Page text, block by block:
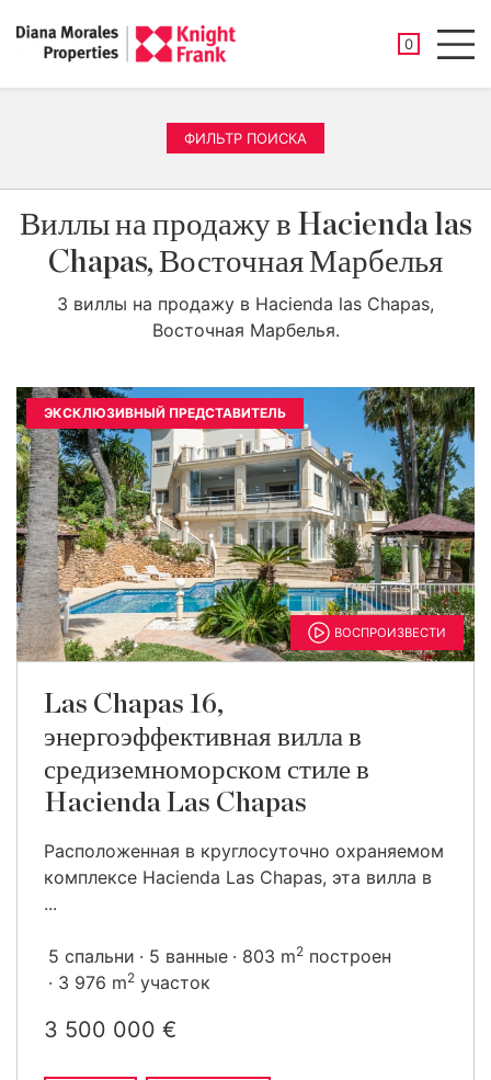
0
ФИЛЬТР ПОИСКА
Виллы на продажу в Hacienda las
Chapas, Восточная Марбелья
3 виллы на продажу в Hacienda las Chapas,
Восточная Марбелья.
ЭКСКЛЮЗИВНЫЙ ПРЕДСТАВИТЕЛЬ
ВОСПРОИЗВЕСТИ
Las Chapas 16,
энергоэффективная вилла в
средиземноморском стиле в
Hacienda Las Chapas
Расположенная в круглосуточно охраняемом
комплексе Hacienda Las Chapas, эта вилла в
...
5 спальни 5 ванные 803 m2 построен
3 976 m2 участок
3 500 000 €